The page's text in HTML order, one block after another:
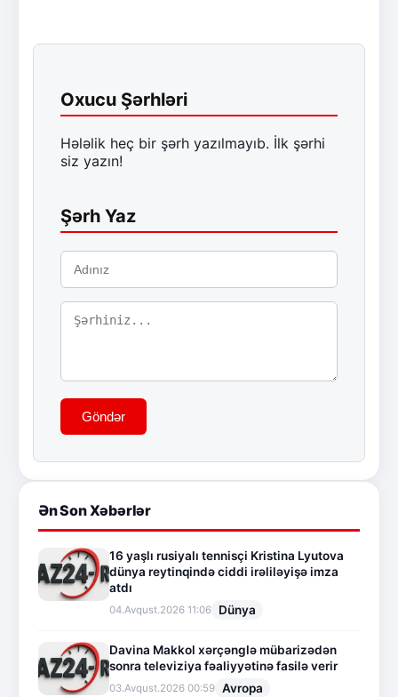
Oxucu Şərhləri
Hələlik heç bir şərh yazılmayıb. İlk şərhi
siz yazın!
Şərh Yaz
Göndər
Ən Son Xəbərlər
16 yaşlı rusiyalı tennisçi Kristina Lyutova
dünya reytinqində ciddi irəliləyişə imza
atdı
04.Avqust.2026 11:06 Dünya
Davina Makkol xərçənglə mübarizədən
sonra televiziya fəaliyyətinə fasilə verir
03.Avqust.2026 00:59 Avropa